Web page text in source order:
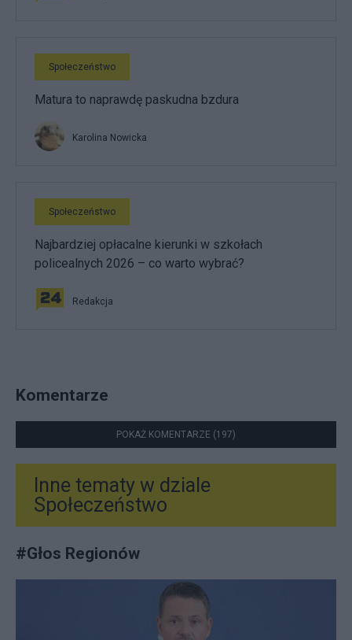
Społeczeństwo
Matura to naprawdę paskudna bzdura
Karolina Nowicka
Społeczeństwo
Najbardziej opłacalne kierunki w szkołach
policealnych 2026 – co warto wybrać?
Redakcja
Komentarze
POKAŻ KOMENTARZE (197)
Inne tematy w dziale
Społeczeństwo
#Głos Regionów